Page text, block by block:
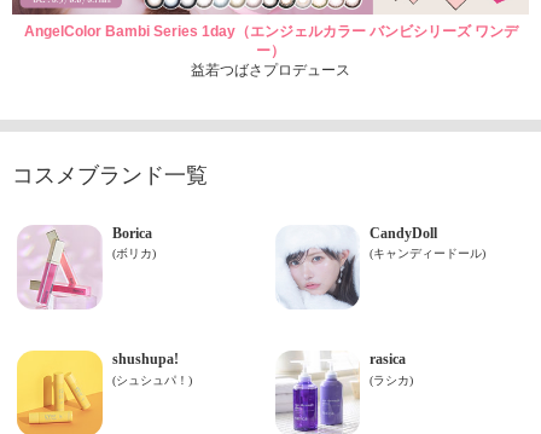
AngelColor Bambi Series 1day（エンジェルカラー バンビシリーズ ワンデ
ー）
益若つばさプロデュース
コスメブランド一覧